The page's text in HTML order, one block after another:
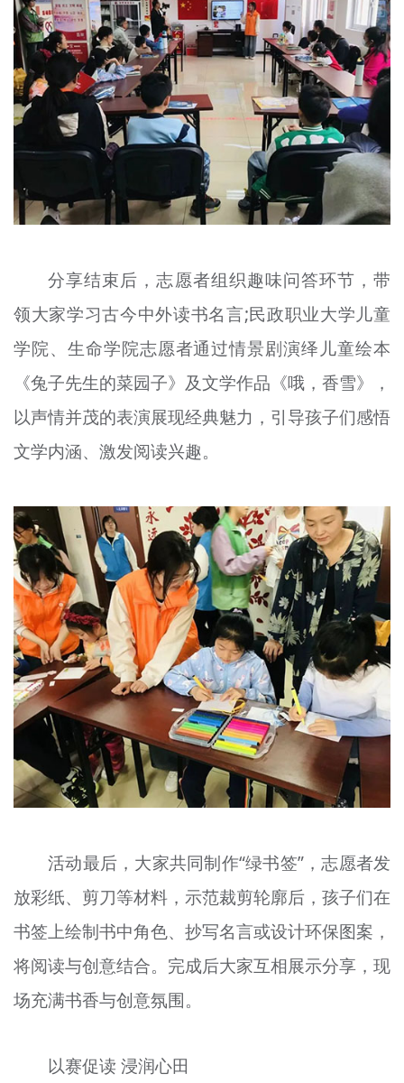
分享结束后，志愿者组织趣味问答环节，带
领大家学习古今中外读书名言;民政职业大学儿童
学院、生命学院志愿者通过情景剧演绎儿童绘本
《兔子先生的菜园子》及文学作品《哦，香雪》，
以声情并茂的表演展现经典魅力，引导孩子们感悟
文学内涵、激发阅读兴趣。
活动最后，大家共同制作“绿书签”，志愿者发
放彩纸、剪刀等材料，示范裁剪轮廓后，孩子们在
书签上绘制书中角色、抄写名言或设计环保图案，
将阅读与创意结合。完成后大家互相展示分享，现
场充满书香与创意氛围。
以赛促读 浸润心田